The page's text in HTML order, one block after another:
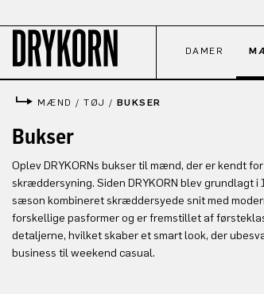
DAMER
MÆND /TØJ / BUKSER
Bukser
Oplev DRYKORNs bukser til mænd, der er kendt
skræddersyning. Siden DRYKORN blev grundlagt
sæson kombineret skræddersyede snit med
forskellige pasformer og er fremstillet af
detaljerne, hvilket skaber et smart look, der
business til weekend casual.